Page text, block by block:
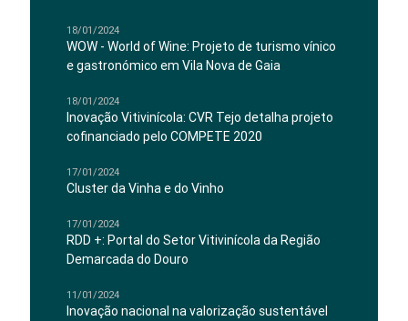
18/01/2024
WOW - World of Wine: Projeto de turismo vínico
e gastronómico em Vila Nova de Gaia
18/01/2024
Inovação Vitivinícola: CVR Tejo detalha projeto
cofinanciado pelo COMPETE 2020
17/01/2024
Cluster da Vinha e do Vinho
17/01/2024
RDD +: Portal do Setor Vitivinícola da Região
Demarcada do Douro
11/01/2024
Inovação nacional na valorização sustentável